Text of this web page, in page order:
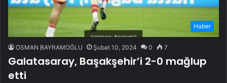
Haber
OSMAN BAYRAMOĞLU Şubat 10, 2024 0 7
Galatasaray, Başakşehir’i 2-0 mağlup
etti